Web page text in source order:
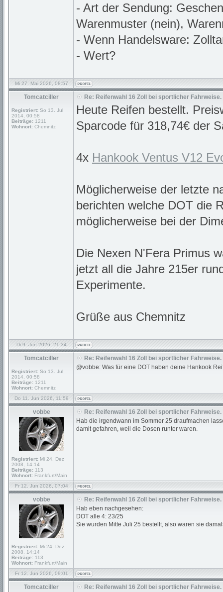
- Art der Sendung:
Warenmuster (nein),
- Wenn Handelsware:
- Wert?
Mi 27. Mai 2026, 08:57
Tomcatciller
Registriert: So 13. Jul
2014, 00:58
Beiträge: 1211
Wohnort: Chemnitz
Re: Reifenwahl 16 Zoll bei sportlicher Fahrweise.
Heute Reifen bestellt.
Sparcode für 318,74€ der
4x Hankook Ventus V12
Möglicherweise der letzte
berichten welche DOT die
möglicherweise bei der
Die Nexen N'Fera Primus
jetzt all die Jahre 215er
Experimente.
Grüße aus Chemnitz
Di 9. Jun 2026, 21:34
Tomcatciller
Registriert: So 13. Jul
2014, 00:58
Beiträge: 1211
Wohnort: Chemnitz
Re: Reifenwahl 16 Zoll bei sportlicher Fahrweise.
@vobbe: Was für eine DOT haben deine Hankook
Do 11. Jun 2026, 11:59
vobbe
Registriert: Mi 24. Dez
2008, 14:14
Beiträge: 113
Wohnort: Frankfurt/Main
Re: Reifenwahl 16 Zoll bei sportlicher Fahrweise.
Hab die irgendwann im Sommer 25 draufmachen
damit gefahren, weil die Dosen runter waren.
Fr 12. Jun 2026, 07:04
vobbe
Registriert: Mi 24. Dez
2008, 14:14
Beiträge: 113
Wohnort: Frankfurt/Main
Re: Reifenwahl 16 Zoll bei sportlicher Fahrweise.
Hab eben nachgesehen:
DOT alle 4: 23/25
Sie wurden Mitte Juli 25 bestellt, also waren sie
Fr 12. Jun 2026, 09:01
Tomcatciller Re: Reifenwahl 16 Zoll bei sportlicher Fahrweise.